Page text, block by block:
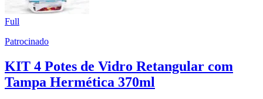
Full
Patrocinado
KIT 4 Potes de Vidro Retangular com
Tampa Hermética 370ml